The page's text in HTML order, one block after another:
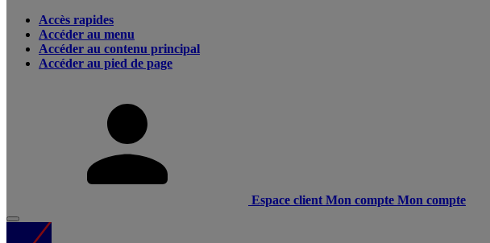
Accès rapides
Accéder au menu
Accéder au contenu principal
Accéder au pied de page
Espace client Mon compte Mon compte